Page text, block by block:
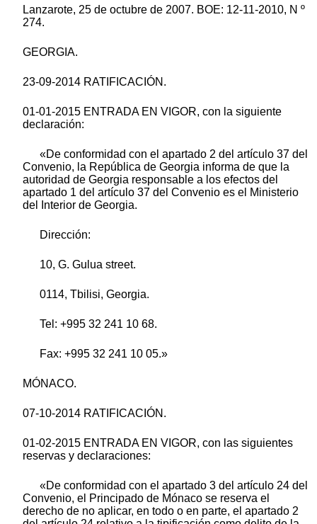
Lanzarote, 25 de octubre de 2007. BOE: 12-11-2010, N º
274.
GEORGIA.
23-09-2014 RATIFICACIÓN.
01-01-2015 ENTRADA EN VIGOR, con la siguiente
declaración:
«De conformidad con el apartado 2 del artículo 37 del
Convenio, la República de Georgia informa de que la
autoridad de Georgia responsable a los efectos del
apartado 1 del artículo 37 del Convenio es el Ministerio
del Interior de Georgia.
Dirección:
10, G. Gulua street.
0114, Tbilisi, Georgia.
Tel: +995 32 241 10 68.
Fax: +995 32 241 10 05.»
MÓNACO.
07-10-2014 RATIFICACIÓN.
01-02-2015 ENTRADA EN VIGOR, con las siguientes
reservas y declaraciones:
«De conformidad con el apartado 3 del artículo 24 del
Convenio, el Principado de Mónaco se reserva el
derecho de no aplicar, en todo o en parte, el apartado 2